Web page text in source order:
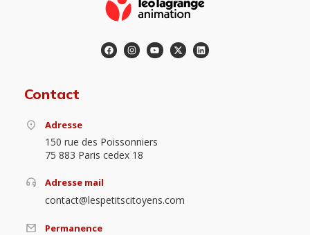
Contact
Adresse
150 rue des Poissonniers
75 883 Paris cedex 18
Adresse mail
contact@lespetitscitoyens.com
Permanence